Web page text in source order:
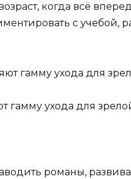
когда всё
с учебой,
гамму ухода для
романы,